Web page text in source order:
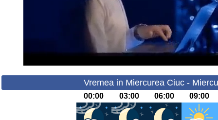
Vremea in Miercurea Ciuc -
00:00 03:00 06:00 09:00